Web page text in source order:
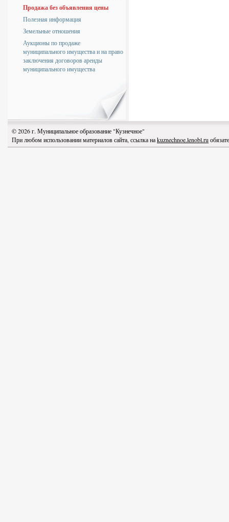
Продажа без объявления цены
Полезная информация
Земельные отношения
Аукционы по продаже
муниципального имущества и на право
заключения договоров аренды
муниципального имущества
© 2026 г. Муниципальное образование "Кузнечное"
При любом использовании материалов сайта, ссылка наkuznechnoe.lenobl.ru